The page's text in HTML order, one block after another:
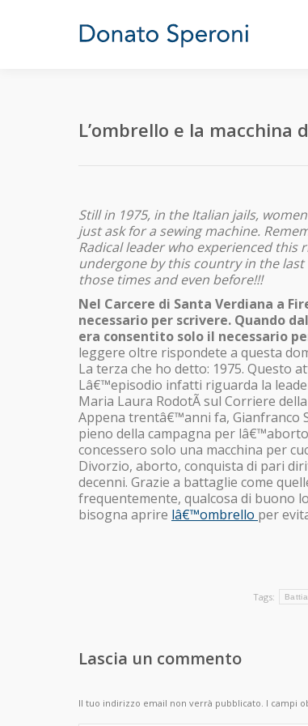
L’ombrello e la macchina
Still in 1975, in the Italian jails,
just ask for a sewing machine.
Radical leader who experienced
undergone by this country in the
those times and even before!!!
Nel Carcere di Santa Verdiana a
necessario per scrivere. Quando
era consentito solo il necessario
leggere oltre rispondete a questa
La terza che ho detto: 1975. Questo
Lâ€™episodio infatti riguarda la
Maria Laura RodotÃ sul Corriere della
Appena trentâ€™anni fa, Gianfranco
pieno della campagna per
concessero solo una macchina per
Divorzio, aborto, conquista di pari
decenni. Grazie a battaglie come
frequentemente, qualcosa di buono
bisogna aprire lâ€™ombrello per
Tags:
Lascia un commento
Il tuo indirizzo email non verrà pubblicato. I campi